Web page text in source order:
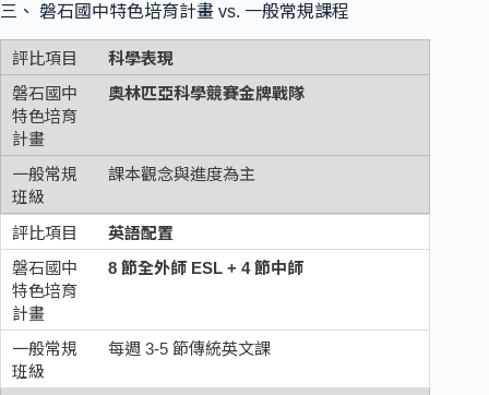
三、 磐石國中特色培育計畫 vs. 一般常規課程
科學表現
奧林匹亞科學競賽金牌戰隊
課本觀念與進度為主
英語配置
8 節全外師 ESL + 4 節中師
每週 3-5 節傳統英文課